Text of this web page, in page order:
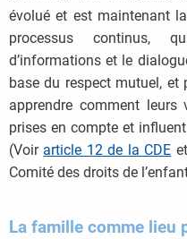
évolué et est maintenant
processus continus,
d’informations et le
base du respect mutuel,
apprendre comment
prises en compte et
(Voir article 12 de la CDE
Comité des droits de
La famille comme lieu